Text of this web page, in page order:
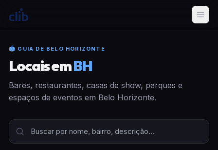
🏟 GUIA DE BELO HORIZONTE
Locais emBH
Bares, restaurantes, casas de show, parques e
espaços de eventos em Belo Horizonte.